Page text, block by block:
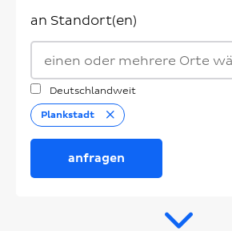
an Standort(en)
Deutschlandweit
Plankstadt
Entfernen
anfragen